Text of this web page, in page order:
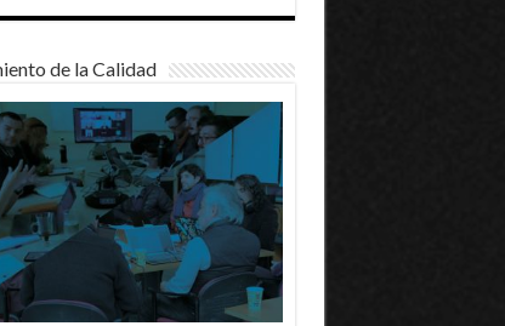
de la Calidad